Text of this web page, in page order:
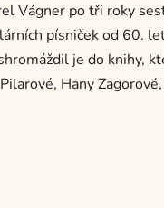
Vágner po tři roky
písniček od 60.
je do knihy,
Hany